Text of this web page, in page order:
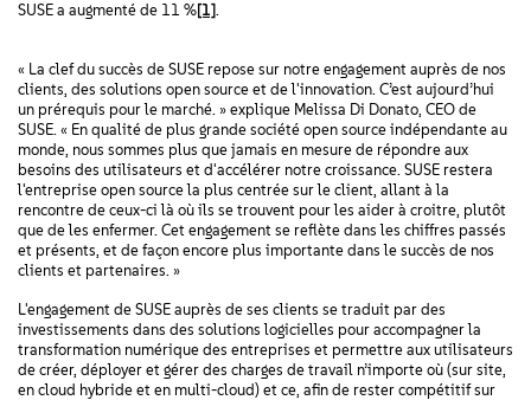
SUSE a augmenté de 11 %[1].
« La clef du succès de SUSE repose sur notre engagement auprès de nos
clients, des solutions open source et de l'innovation. C’est aujourd’hui
un prérequis pour le marché. » explique Melissa Di Donato, CEO de
SUSE. « En qualité de plus grande société open source indépendante au
monde, nous sommes plus que jamais en mesure de répondre aux
besoins des utilisateurs et d'accélérer notre croissance. SUSE restera
l'entreprise open source la plus centrée sur le client, allant à la
rencontre de ceux-ci là où ils se trouvent pour les aider à croitre, plutôt
que de les enfermer. Cet engagement se reflète dans les chiffres passés
et présents, et de façon encore plus importante dans le succès de nos
clients et partenaires. »
L'engagement de SUSE auprès de ses clients se traduit par des
investissements dans des solutions logicielles pour accompagner la
transformation numérique des entreprises et permettre aux utilisateurs
de créer, déployer et gérer des charges de travail n’importe où (sur site,
en cloud hybride et en multi-cloud) et ce, afin de rester compétitif sur